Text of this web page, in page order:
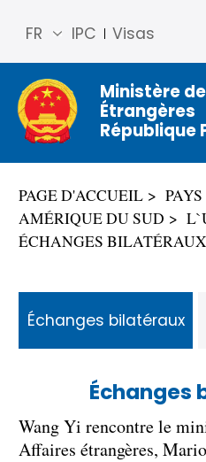
IPC Visas
FR
简体
中文
Engli
sh
Русс
Espa
ñol
Ministère
Étrangères
République
PAGE D'ACCUEIL
AMÉRIQUE DU SUD
ÉCHANGES BILATÉRAUX
Échanges
Wang Yi rencontre le
Affaires étrangères,
Échanges bilatéraux